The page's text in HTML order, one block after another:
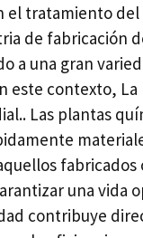
el tratamiento del
de fabricación
a una gran
este contexto, La
Las plantas
fabricados
una vida
contribuye